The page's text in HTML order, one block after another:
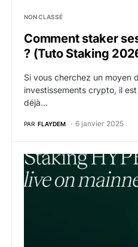
NON CLASSÉ
Comment staker
? (Tuto Staking
Si vous cherchez un moyen
investissements crypto, il
déjà…
PAR FLAYDEM 6 janvier 2025
HYPE : Le DEX et layer